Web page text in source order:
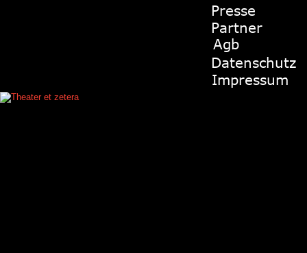
Partner
Agb
Datenschutz
Impressum
Presse